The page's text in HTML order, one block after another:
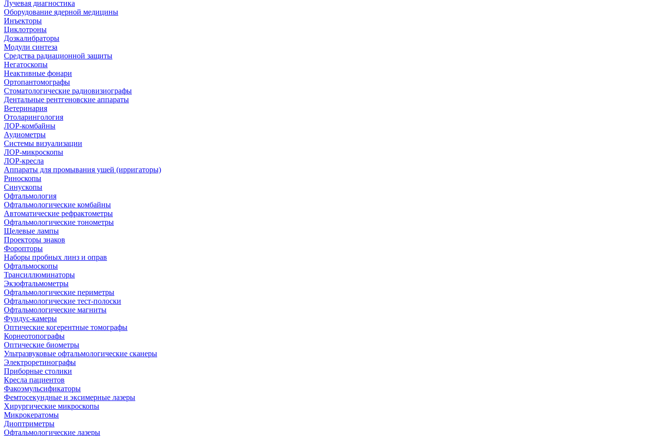
Лучевая диагностика
Оборудование ядерной медицины
Инъекторы
Циклотроны
Дозкалибраторы
Модули синтеза
Средства радиационной защиты
Негатоскопы
Неактивные фонари
Ортопантомографы
Стоматологические радиовизиографы
Дентальные рентгеновские аппараты
Ветеринария
Отоларингология
ЛОР-комбайны
Аудиометры
Системы визуализации
ЛОР-микроскопы
ЛОР-кресла
Аппараты для промывания ушей (ирригаторы)
Риноскопы
Синускопы
Офтальмология
Офтальмологические комбайны
Автоматические рефрактометры
Офтальмологические тонометры
Щелевые лампы
Проекторы знаков
Форопторы
Наборы пробных линз и оправ
Офтальмоскопы
Трансиллюминаторы
Экзофтальмометры
Офтальмологические периметры
Офтальмологические тест-полоски
Офтальмологические магниты
Фундус-камеры
Оптические когерентные томографы
Корнеотопографы
Оптические биометры
Ультразвуковые офтальмологические сканеры
Электроретинографы
Приборные столики
Кресла пациентов
Факоэмульсификаторы
Фемтосекундные и эксимерные лазеры
Хирургические микроскопы
Микрокератомы
Диоптриметры
Офтальмологические лазеры